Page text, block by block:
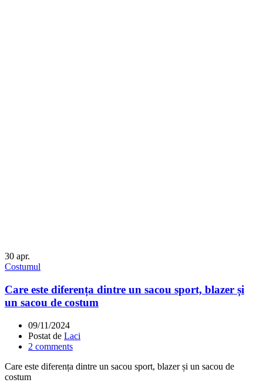
30 apr.
Costumul
Care este diferența dintre un sacou sport, blazer și
un sacou de costum
09/11/2024
Postat de Laci
2 comments
Care este diferența dintre un sacou sport, blazer și un sacou de
costum